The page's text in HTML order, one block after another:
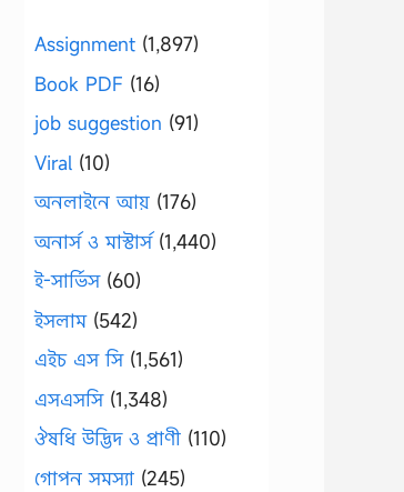
Assignment (1,897)
Book PDF (16)
job suggestion (91)
Viral (10)
অনলাইনে আয় (176)
অনার্স ও মাস্টার্স(1,440)
ই-সার্ভিস(60)
ইসলাম(542)
এইচ এস সি(1,561)
এসএসসি(1,348)
ঔষধি উদ্ভিদ ও প্রাণী (110)
গোপন সমস্যা (245)